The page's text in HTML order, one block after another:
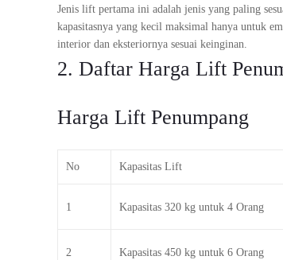
Jenis lift pertama ini adalah jenis yang paling
kapasitasnya yang kecil maksimal hanya untuk
interior dan eksteriornya sesuai keinginan.
2. Daftar Harga Lift
Harga Lift Penumpang
No Kapasitas Lift
1 Kapasitas 320 kg untuk 4 Orang
2 Kapasitas 450 kg untuk 6 Orang